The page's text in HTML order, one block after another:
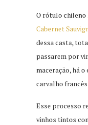
O rótulo chileno
Cabernet
dessa casta,
passarem por
maceração, há
carvalho
Esse processo
vinhos tintos